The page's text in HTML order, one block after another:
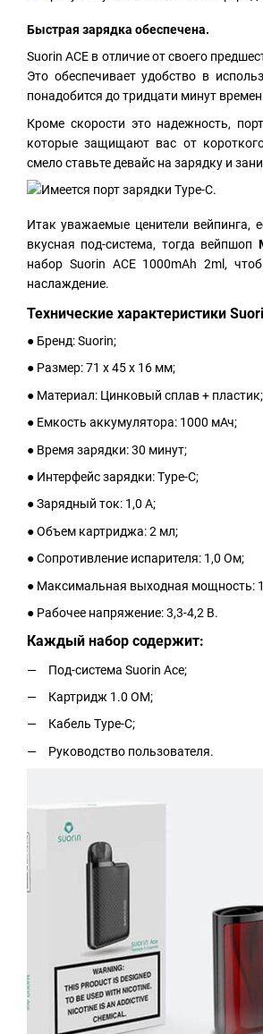
Быстрая зарядка обеспечена.
Suorin ACE в отличие от своего
Это обеспечивает удобство в
понадобится до тридцати минут
Кроме скорости это надежность,
которые защищают вас от
смело ставьте девайс на зарядку и
Итак уважаемые ценители вейпинга,
вкусная под-система, тогда вейпшоп
набор Suorin ACE 1000mAh 2ml,
наслаждение.
Технические характеристики
● Бренд: Suorin;
● Размер: 71 x 45 x 16 мм;
● Материал: Цинковый сплав + пластик;
● Емкость аккумулятора: 1000 мАч;
● Время зарядки: 30 минут;
● Интерфейс зарядки: Type-C;
● Зарядный ток: 1,0 А;
● Объем картриджа: 2 мл;
● Сопротивление испарителя: 1,0 Ом;
● Максимальная выходная мощность:
● Рабочее напряжение: 3,3-4,2 В.
Каждый набор содержит:
Под-система Suorin Ace;
Картридж 1.0 ОМ;
Кабель Type-C;
Руководство пользователя.